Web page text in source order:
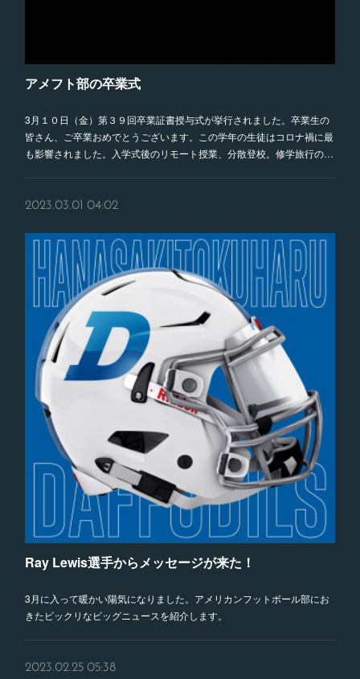
アメフト部の卒業式
3月１０日（金）第３９回卒業証書授与式が挙行されました。卒業生の
皆さん、ご卒業おめでとうございます。この学年の生徒はコロナ禍に最
も影響されました。入学式後のリモート授業、分散登校。修学旅行の…
2023.03.01 04:02
Ray Lewis選手からメッセージが来た！
3月に入って暖かい陽気になりました。アメリカンフットボール部にお
きたビックリなビッグニュースを紹介します。
2023.02.25 05:38